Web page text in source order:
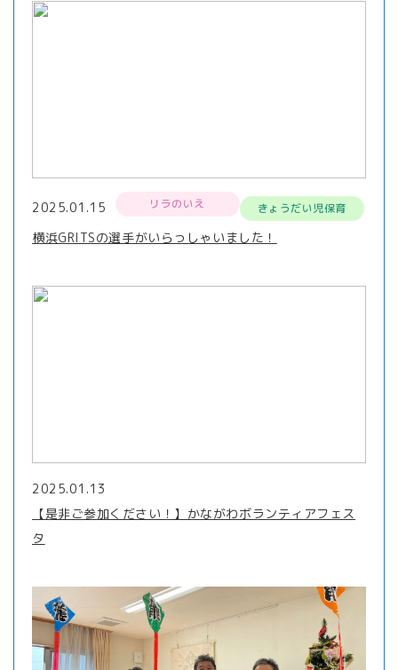
2025.01.15 リラのいえ きょうだい児保育
横浜GRITSの選手がいらっしゃいました！
2025.01.13
【是非ご参加ください！】かながわボランティアフェス
タ